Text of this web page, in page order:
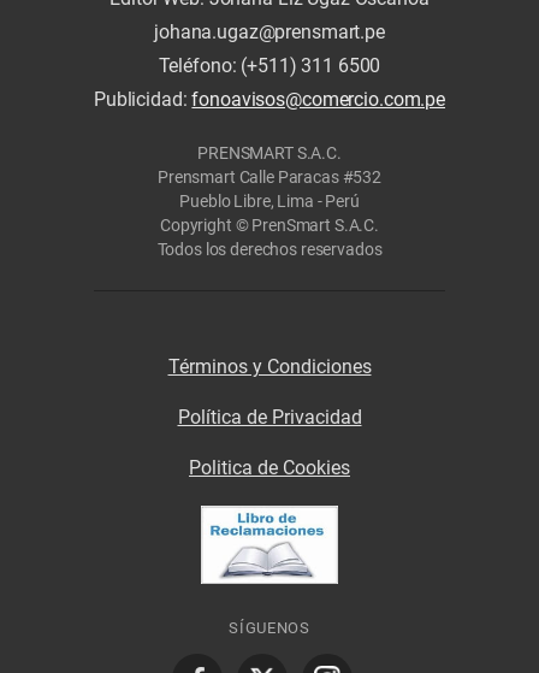
johana.ugaz@prensmart.pe
Teléfono: (+511) 311 6500
Publicidad:fonoavisos@comercio.com.pe
PRENSMART S.A.C.
Prensmart Calle Paracas #532
Pueblo Libre, Lima - Perú
Copyright © PrenSmart S.A.C.
Todos los derechos reservados
Términos y Condiciones
Política de Privacidad
Politica de Cookies
SÍGUENOS